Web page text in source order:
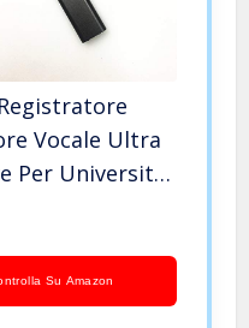
Vocale Ultra
Per Universita
Interviste
Su Amazon